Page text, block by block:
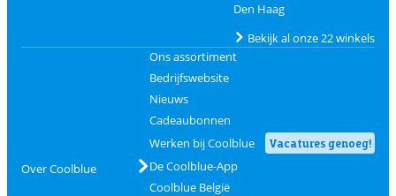
Den Haag
Bekijk al onze 22 winkels
Over Coolblue
Ons assortiment
Bedrijfswebsite
Nieuws
Cadeaubonnen
Werken bij Coolblue
Vacatures genoeg!
De Coolblue-App
Coolblue België